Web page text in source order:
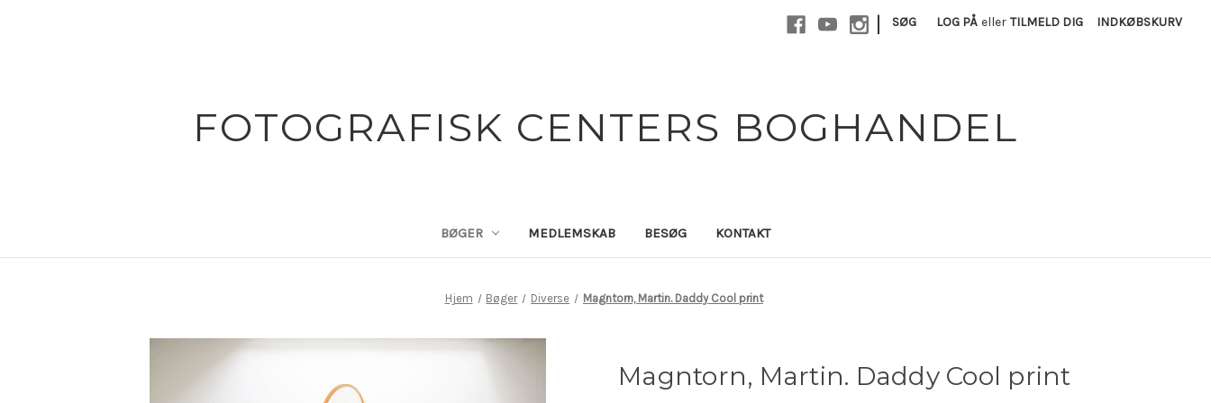
| SØG LOG PÅ eller TILMELD DIG INDKØBSKURV
FOTOGRAFISK CENTERS BOGHANDEL
BØGER MEDLEMSKAB BESØG KONTAKT
Hjem Bøger Diverse Magntorn, Martin. Daddy Cool print
Magntorn, Martin. Daddy Cool print